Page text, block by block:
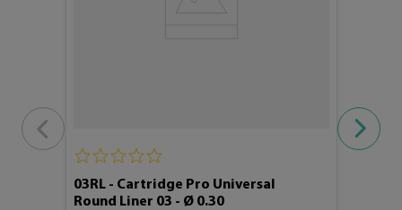
03RL - Cartridge Pro Universal
Round Liner 03 - Ø 0.30